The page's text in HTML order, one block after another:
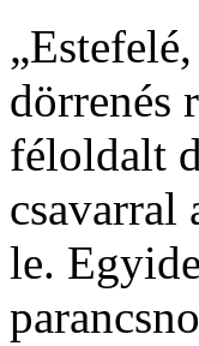
dörrenés
féloldalt
csavarral
le.